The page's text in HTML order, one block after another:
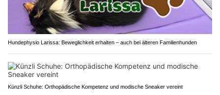
Hundephysio Larissa: Beweglichkeit erhalten – auch bei älteren Familienhunden
Künzli Schuhe: Orthopädische Kompetenz und modische Sneaker vereint